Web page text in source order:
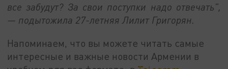
все забудут? За свои поступки надо отвечать",
— подытожила 27-летняя Лилит Григорян.
Напоминаем, что вы можете читать самые
интересные и важные новости Армении в